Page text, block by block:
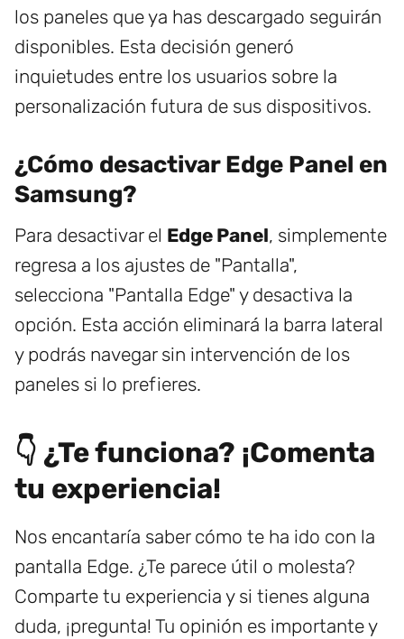
los paneles que ya has descargado seguirán
disponibles. Esta decisión generó
inquietudes entre los usuarios sobre la
personalización futura de sus dispositivos.
¿Cómo desactivar Edge Panel en
Samsung?
Para desactivar el Edge Panel, simplemente
regresa a los ajustes de "Pantalla",
selecciona "Pantalla Edge" y desactiva la
opción. Esta acción eliminará la barra lateral
y podrás navegar sin intervención de los
paneles si lo prefieres.
👇 ¿Te funciona? ¡Comenta
tu experiencia!
Nos encantaría saber cómo te ha ido con la
pantalla Edge. ¿Te parece útil o molesta?
Comparte tu experiencia y si tienes alguna
duda, ¡pregunta! Tu opinión es importante y